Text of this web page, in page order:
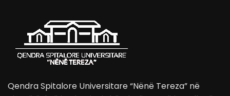
Qendra Spitalore Universitare “Nënë Tereza” në